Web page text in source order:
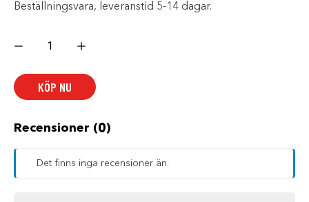
Beställningsvara, leveranstid 5-14 dagar.
VARIO
mängd
KÖP NU
Recensioner (0)
Det finns inga recensioner än.